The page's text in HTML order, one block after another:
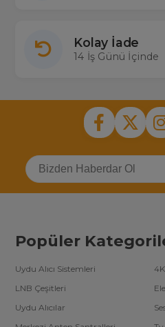
Kolay İade
14 İş Günü İçinde
Popüler
Uydu Alıcı Sistemleri
LNB Çeşitleri
Uydu Alıcılar